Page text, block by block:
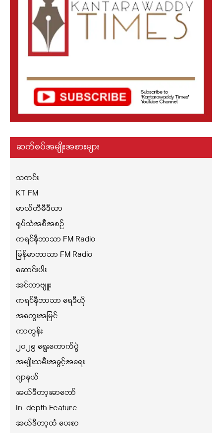
ဆက်စပ်အမျိုးအစားများ
သတင်း
KT FM
မာလ်တီမီဒီယာ
ရုပ်သံအစီအစဉ်
ကရင်နီဘာသာ FM Radio
မြန်မာဘာသာ FM Radio
ဆောင်းပါး
အင်တာဗျူး
ကရင်နီဘာသာ ရေဒီယို
အတွေးအမြင်
ကာတွန်း
၂၀၂၅ ရွေးကောက်ပွဲ
အမျိုးသမီးအခွင့်အရေး
ဂျာနယ်
အယ်ဒီတာ့အာဘော်
In-depth Feature
အယ်ဒီတာ့ထံ ပေးစာ